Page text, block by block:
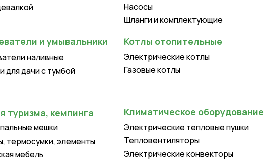
кемпинга
Электрические конвекторы
Котлы отопительные
Климатическое оборудование
и умывальники
Электрические котлы